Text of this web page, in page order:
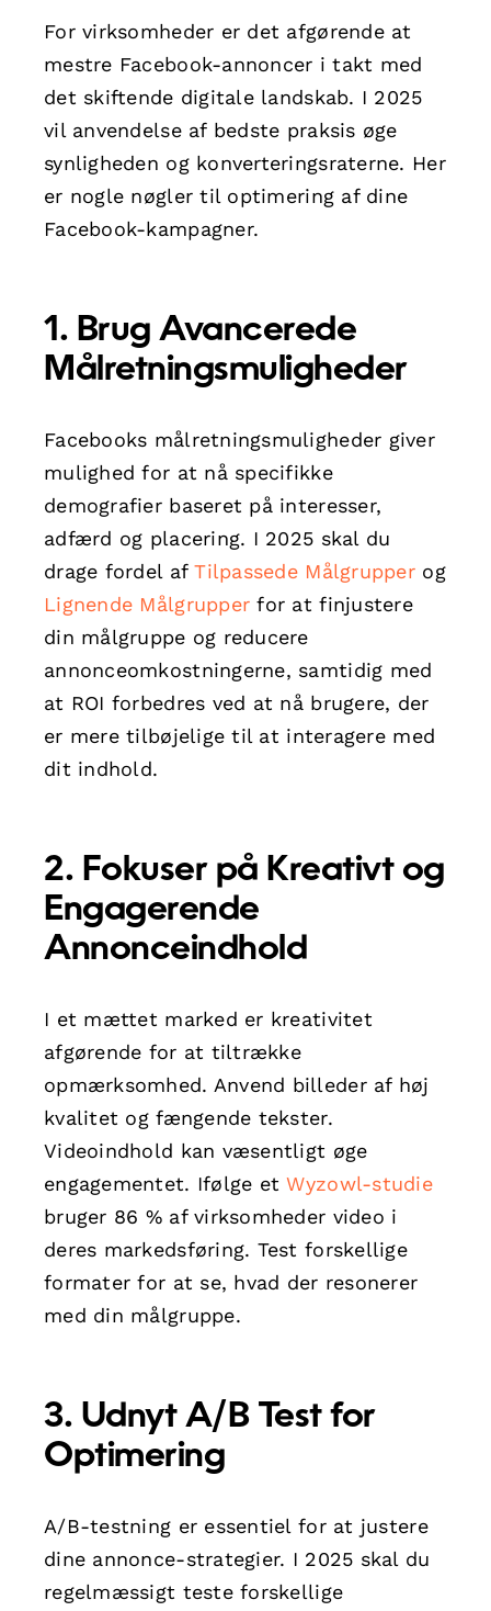
For virksomheder er det afgørende at
mestre Facebook-annoncer i takt med
det skiftende digitale landskab. I 2025
vil anvendelse af bedste praksis øge
synligheden og konverteringsraterne. Her
er nogle nøgler til optimering af dine
Facebook-kampagner.
1. Brug Avancerede
Målretningsmuligheder
Facebooks målretningsmuligheder giver
mulighed for at nå specifikke
demografier baseret på interesser,
adfærd og placering. I 2025 skal du
drage fordel afTilpassede Målgrupper og
Lignende Målgrupper for at finjustere
din målgruppe og reducere
annonceomkostningerne, samtidig med
at ROI forbedres ved at nå brugere, der
er mere tilbøjelige til at interagere med
dit indhold.
2. Fokuser på Kreativt og
Engagerende
Annonceindhold
I et mættet marked er kreativitet
afgørende for at tiltrække
opmærksomhed. Anvend billeder af høj
kvalitet og fængende tekster.
Videoindhold kan væsentligt øge
engagementet. Ifølge etWyzowl-studie
bruger 86 % af virksomheder video i
deres markedsføring. Test forskellige
formater for at se, hvad der resonerer
med din målgruppe.
3. Udnyt A/B Test for
Optimering
A/B-testning er essentiel for at justere
dine annonce-strategier. I 2025 skal du
regelmæssigt teste forskellige